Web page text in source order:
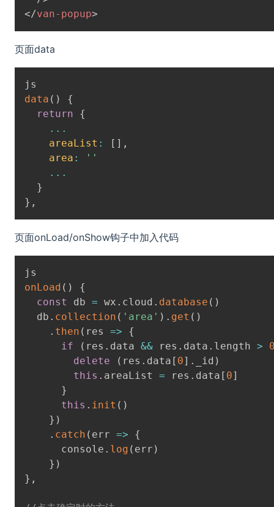
</van-popup>
页面data
data ( )
{
return
{
...
areaList : [ ] ,
area :
''
...
}
} ,
页面onLoad/onShow钩子中加入代码
onLoad ( )
{
const
db = wx . cloud . database ( )
  db
. collection ( 'area' ) . get ( )
. then ( res =>
{
if
( res . data && res . data . length >
delete
( res . data [ 0] . _id )
this . areaList = res . data [ 0]
}
this . init ( )
} )
. catch ( err =>
{
      console
. log ( err )
} )
} ,